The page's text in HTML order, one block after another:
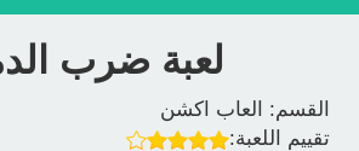
لعبة ضرب
القسم:
العاب اكشن
تقييم اللعبة: